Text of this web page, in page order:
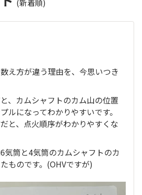
(新着順)
え方が違う理由を、今思いつき
、カムシャフトのカム山の位置
ルになってわかりやすいです。
と、点火順序がわかりやすくな
気筒と4気筒のカムシャフトのカ
ものです。(OHVですが)